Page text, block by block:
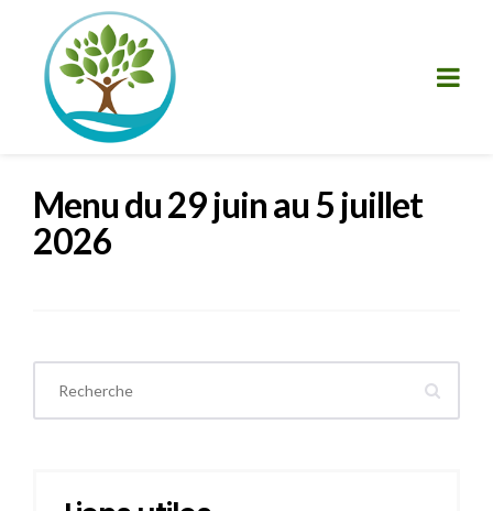
Menu du 29 juin au 5 juillet
2026